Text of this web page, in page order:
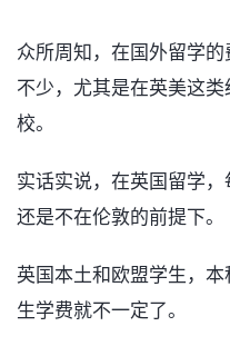
众所周知，在国外留学
不少，尤其是在英美这
校。
实话实说，在英国留学
还是不在伦敦的前提下。
英国本土和欧盟学生，
生学费就不一定了。